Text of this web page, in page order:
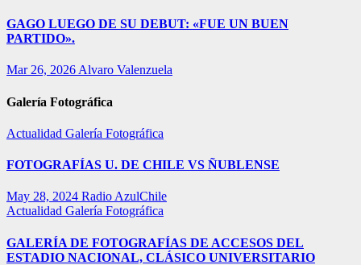
GAGO LUEGO DE SU DEBUT: «FUE UN BUEN
PARTIDO».
Mar 26, 2026 Alvaro Valenzuela
Galería Fotográfica
Actualidad Galería Fotográfica
FOTOGRAFÍAS U. DE CHILE VS ÑUBLENSE
May 28, 2024 Radio AzulChile
Actualidad Galería Fotográfica
GALERÍA DE FOTOGRAFÍAS DE ACCESOS DEL
ESTADIO NACIONAL, CLÁSICO UNIVERSITARIO